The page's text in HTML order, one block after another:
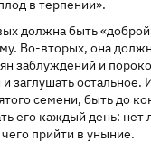
в терпении».
должна быть
Во-вторых, она
заблуждений и
и заглушать
семени, быть до
его каждый день: нет
прийти в уныние.